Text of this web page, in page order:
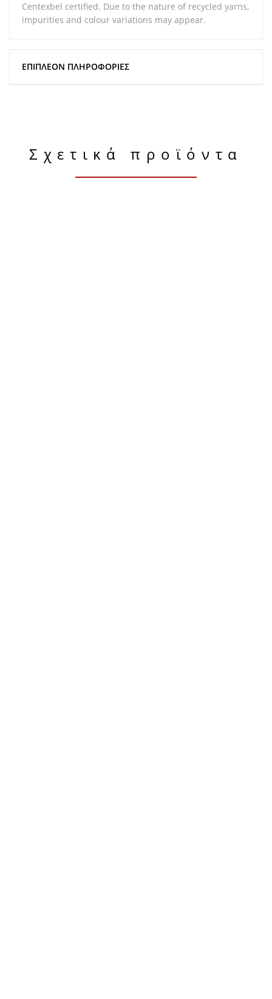
Centexbel certified. Due to the nature of recycled yarns,
impurities and colour variations may appear.
ΕΠΙΠΛΈΟΝ ΠΛΗΡΟΦΟΡΊΕΣ
Σχετικά προϊόντα